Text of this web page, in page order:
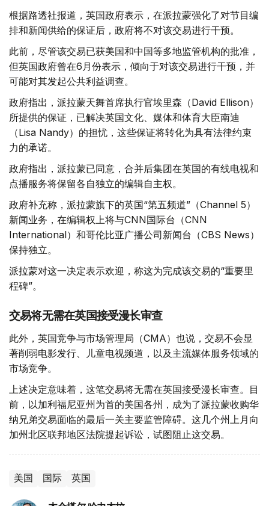
根据路透社报道，英国政府表示，在派拉蒙强化了对节目编
排和新闻供给的保证后，政府将不对该交易进行干预。
此前，尽管该交易已获美国和中国等多地监管机构的批准，
但英国政府曾在6月份表示，倾向于对该交易进行干预，并
可能对其发起公共利益调查。
政府指出，派拉蒙天舞首席执行官埃里森（David Ellison）
所提供的保证，已解决英国文化、媒体和体育大臣南迪
（Lisa Nandy）的担忧，这些保证将转化为具有法律约束
力的承诺。
政府指出，派拉蒙已同意，合并后集团在英国的有线电视和
点播服务将保留各自独立的编辑自主权。
政府补充称，派拉蒙旗下的英国“第五频道”（Channel 5）
新闻业务，在编辑权上将与CNN国际台（CNN
International）和哥伦比亚广播公司新闻台（CBS News）
保持独立。
派拉蒙对这一决定表示欢迎，称这为完成该交易的“重要里
程碑”。
交易将无需在英国接受漫长审查
此外，英国竞争与市场管理局（CMA）也说，交易不会显
著削弱电影发行、儿童电视频道，以及主流媒体服务领域的
市场竞争。
上述决定意味着，这笔交易将无需在英国接受漫长审查。目
前，以加利福尼亚州为首的美国各州，成为了派拉蒙收购华
纳兄弟交易面临的最后一关主要监管障碍。这几个州上月向
加州北区联邦地区法院提起诉讼，试图阻止这交易。
美国 国际 英国